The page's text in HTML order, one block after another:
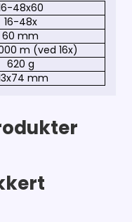
48x60
16-48x
60 mm
m (ved 16x)
620 g
mm